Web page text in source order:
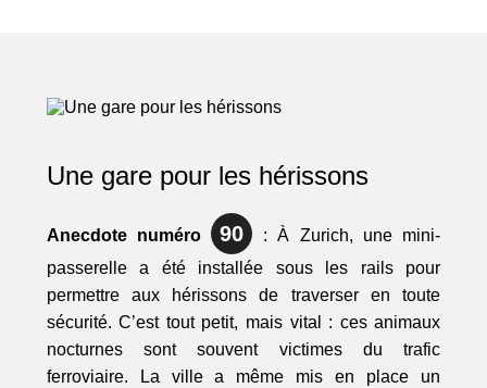
Une gare pour les hérissons
Anecdote numéro 90
: À Zurich, une mini-
passerelle a été installée sous les rails pour
permettre aux hérissons de traverser en toute
sécurité. C’est tout petit, mais vital : ces animaux
nocturnes sont souvent victimes du trafic
ferroviaire. La ville a même mis en place un